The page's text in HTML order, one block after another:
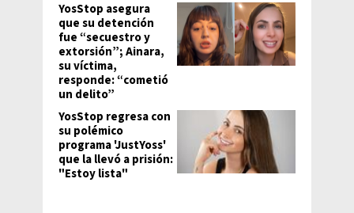
YosStop asegura
que su detención
fue “secuestro y
extorsión”; Ainara,
su víctima,
responde: “cometió
un delito”
YosStop regresa con
su polémico
programa 'JustYoss'
que la llevó a prisión:
"Estoy lista"